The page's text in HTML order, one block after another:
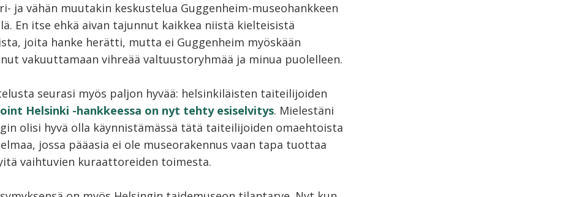
ja vähän muutakin keskustelua Guggenheim-museohankkeen
En itse ehkä aivan tajunnut kaikkea niistä kielteisistä
joita hanke herätti, mutta ei Guggenheim myöskään
vakuuttamaan vihreää valtuustoryhmää ja minua puolelleen.
seurasi myös paljon hyvää: helsinkiläisten taiteilijoiden
Helsinki -hankkeessa on nyt tehty esiselvitys. Mielestäni
olisi hyvä olla käynnistämässä tätä taiteilijoiden omaehtoista
jossa pääasia ei ole museorakennus vaan tapa tuottaa
vaihtuvien kuraattoreiden toimesta.